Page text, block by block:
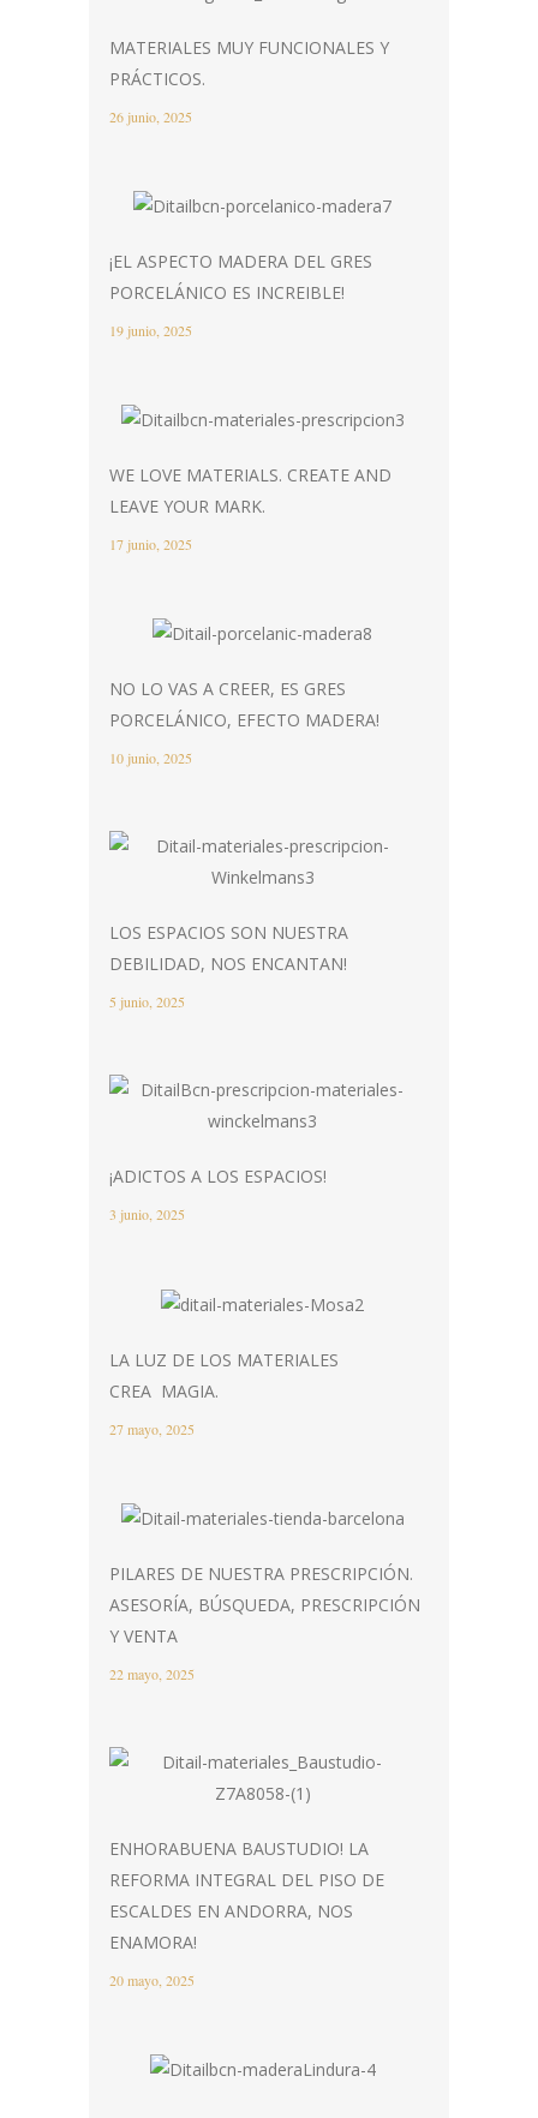
MATERIALES MUY FUNCIONALES Y
PRÁCTICOS.
26 junio, 2025
¡EL ASPECTO MADERA DEL GRES
PORCELÁNICO ES INCREIBLE!
19 junio, 2025
WE LOVE MATERIALS. CREATE AND
LEAVE YOUR MARK.
17 junio, 2025
NO LO VAS A CREER, ES GRES
PORCELÁNICO, EFECTO MADERA!
10 junio, 2025
LOS ESPACIOS SON NUESTRA
DEBILIDAD, NOS ENCANTAN!
5 junio, 2025
¡ADICTOS A LOS ESPACIOS!
3 junio, 2025
LA LUZ DE LOS MATERIALES
CREA MAGIA.
27 mayo, 2025
PILARES DE NUESTRA PRESCRIPCIÓN.
ASESORÍA, BÚSQUEDA, PRESCRIPCIÓN
Y VENTA
22 mayo, 2025
ENHORABUENA BAUSTUDIO! LA
REFORMA INTEGRAL DEL PISO DE
ESCALDES EN ANDORRA, NOS
ENAMORA!
20 mayo, 2025